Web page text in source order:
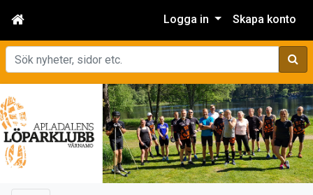
Logga in Skapa konto
Sök